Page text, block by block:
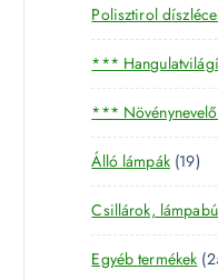
Polisztirol
***
***
Álló lámpák 191
9
t
e
r
Csillárok,
Egyéb termékek